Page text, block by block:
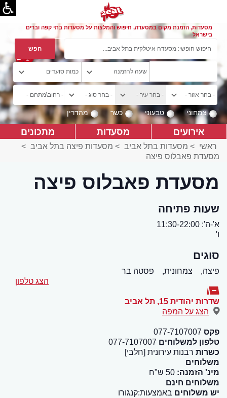
מסעדות, הזמנת מקום במסעדה, חיפוש והמלצות על מסעדות בתי קפה וברים
בישראל
צמחוני טבעוני כשר מהדרין
אירועים מסעדות מתכונים
ראשי > מסעדות בתל אביב > מסעדות פיצה בתל אביב >
מסעדת פאבלוס פיצה
מסעדת פאבלוס פיצה
שעות פתיחה
א'-ה': 11:30-22:00
ו'
סוגים
פיצה, צמחונית,
פסטה בר
הצג טלפון
שדרות יהודית 15 , תל אביב
הצג על המפה
פקס 077-7107007
טלפון למשלוחים 077-7107007
כשרות רבנות עירונית [חלבי]
משלוחים
מינ' הזמנה: 50 ש"ח
משלוחים חינם
יש משלוחים באמצעות:קנגורו